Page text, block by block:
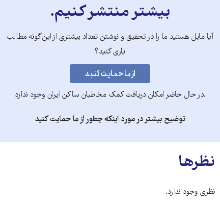
بیشتر منتشر کنیم.
آیا مایل هستید ما را در تحقیق و نوشتن تعداد بیشتری از این‌گونه مطالب
یاری کنید؟
.در حال حاضر امکان دریافت کمک مخاطبان ساکن ایران وجود ندارد
توضیح بیشتر در مورد اینکه چطور از ما حمایت کنید
نظرها
نظری وجود ندارد.